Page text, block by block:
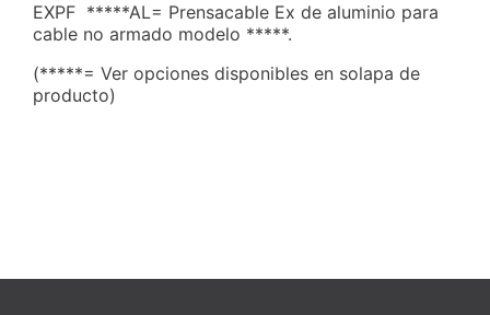
EXPF *****AL= Prensacable Ex de aluminio para
cable no armado modelo *****.
(*****= Ver opciones disponibles en solapa de
producto)